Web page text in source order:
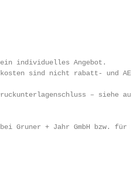
individuelles Angebot.
sind nicht rabatt- und
– siehe
+ Jahr GmbH bzw.